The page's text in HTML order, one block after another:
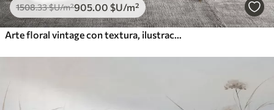
1508.33$U/m²905 .00 $U/m²